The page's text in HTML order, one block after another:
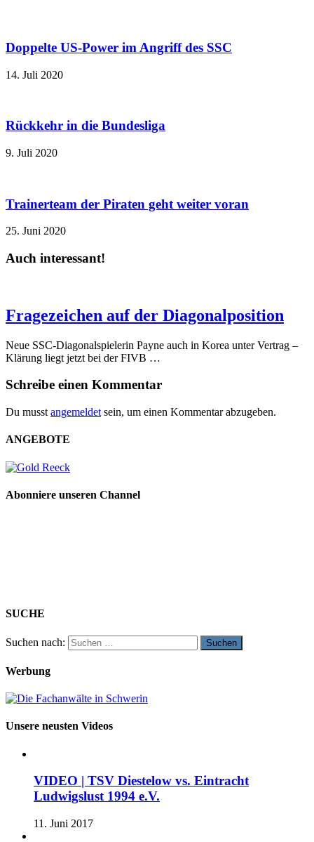
Doppelte US-Power im Angriff des SSC
14. Juli 2020
Rückkehr in die Bundesliga
9. Juli 2020
Trainerteam der Piraten geht weiter voran
25. Juni 2020
Auch interessant!
Fragezeichen auf der Diagonalposition
Neue SSC-Diagonalspielerin Payne auch in Korea unter Vertrag –
Klärung liegt jetzt bei der FIVB …
Schreibe einen Kommentar
Du musst angemeldet sein, um einen Kommentar abzugeben.
ANGEBOTE
Abonniere unseren Channel
SUCHE
Suchen nach:
Werbung
Unsere neusten Videos
VIDEO | TSV Diestelow vs. Eintracht
Ludwigslust 1994 e.V.
11. Juni 2017